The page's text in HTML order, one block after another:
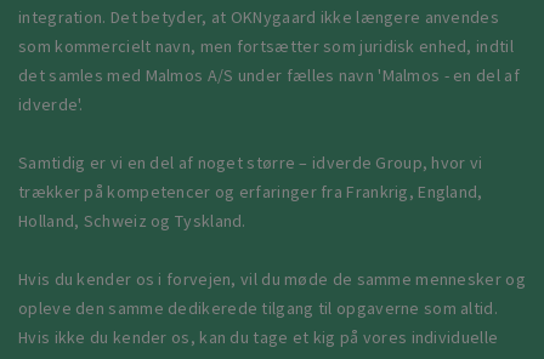
integration. Det betyder, at OKNygaard ikke længere anvendes
som kommercielt navn, men fortsætter som juridisk enhed, indtil
det samles med Malmos A/S under fælles navn 'Malmos - en del af
idverde'.
Samtidig er vi en del af noget større – idverde Group, hvor vi
trækker på kompetencer og erfaringer fra Frankrig, England,
Holland, Schweiz og Tyskland.
Hvis du kender os i forvejen, vil du møde de samme mennesker og
opleve den samme dedikerede tilgang til opgaverne som altid.
Hvis ikke du kender os, kan du tage et kig på vores individuelle